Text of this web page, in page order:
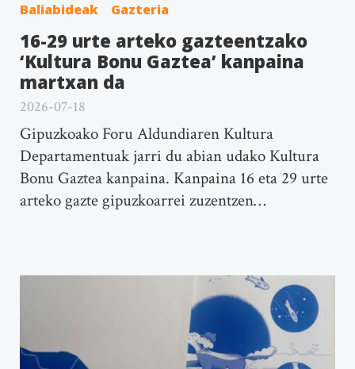
Baliabideak Gazteria
16-29 urte arteko gazteentzako
‘Kultura Bonu Gaztea’ kanpaina
martxan da
2026-07-18
Gipuzkoako Foru Aldundiaren Kultura
Departamentuak jarri du abian udako Kultura
Bonu Gaztea kanpaina. Kanpaina 16 eta 29 urte
arteko gazte gipuzkoarrei zuzentzen…